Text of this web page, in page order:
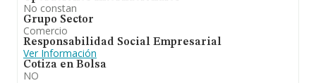
No constan
Grupo Sector
Comercio
Responsabilidad Social Empresarial
Ver Información
Cotiza en Bolsa
NO